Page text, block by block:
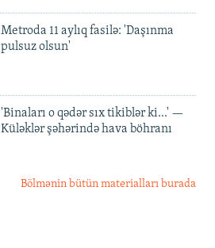
Metroda 11 aylıq fasilə: 'Daşınma
pulsuz olsun'
'Binaları o qədər sıx tikiblər ki...' —
Küləklər şəhərində hava böhranı
Bölmənin bütün materialları burada